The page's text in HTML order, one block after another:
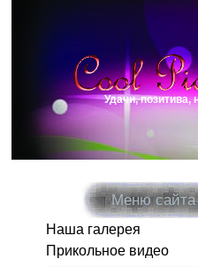
Удачи, позитива,
Меню сайта
Наша галерея
Прикольное видео